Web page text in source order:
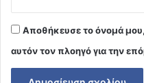
Αποθήκευσε το όνομά
αυτόν τον πλοηγό για την